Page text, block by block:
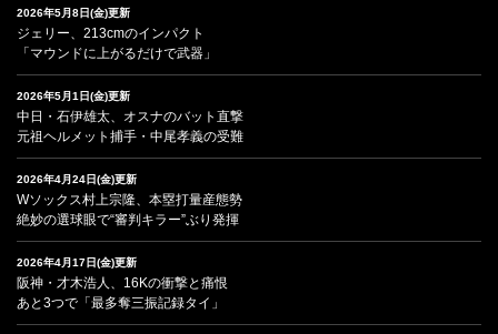
2026年5月8日(金)更新
ジェリー、213cmのインパクト
「マウンドに上がるだけで武器」
2026年5月1日(金)更新
中日・石伊雄太、オスナのバット直撃
元祖ヘルメット捕手・中尾孝義の受難
2026年4月24日(金)更新
Wソックス村上宗隆、本塁打量産態勢
絶妙の選球眼で“審判キラー”ぶり発揮
2026年4月17日(金)更新
阪神・才木浩人、16Kの衝撃と痛恨
あと3つで「最多奪三振記録タイ」